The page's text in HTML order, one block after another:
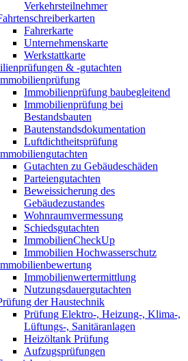
Verkehrsteilnehmer
Fahrerkarte
Unternehmenskarte
Werkstattkarte
& -gutachten
Immobilienprüfung baubegleitend
Immobilienprüfung bei
Bestandsbauten
Bautenstandsdokumentation
Luftdichtheitsprüfung
Gutachten zu Gebäudeschäden
Parteiengutachten
Beweissicherung des
Gebäudezustandes
Wohnraumvermessung
Schiedsgutachten
ImmobilienCheckUp
Immobilien Hochwasserschutz
Immobilienwertermittlung
Nutzungsdauergutachten
der Haustechnik
Prüfung Elektro-, Heizung-, Klima-,
Lüftungs-, Sanitäranlagen
Heizöltank Prüfung
Aufzugsprüfungen